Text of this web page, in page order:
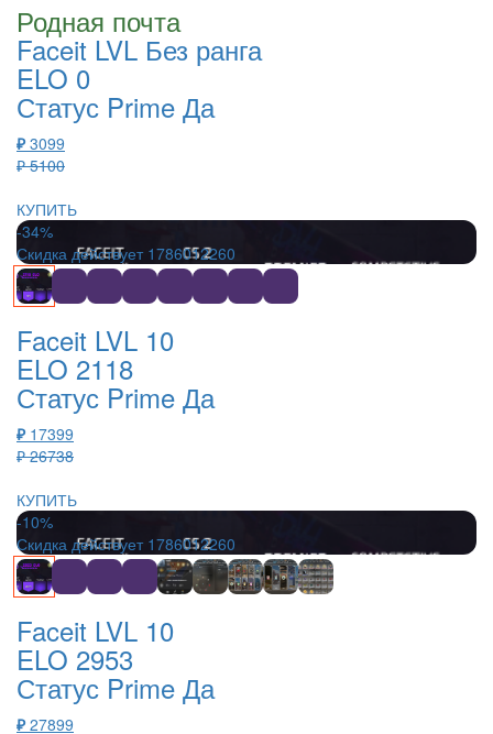
Родная почта
Faceit LVL Без ранга
ELO 0
Статус Prime Да
₽ 3099
₽ 5100
КУПИТЬ
-34%
Скидка действует 1786012260
Faceit LVL 10
ELO 2118
Статус Prime Да
₽ 17399
₽ 26738
КУПИТЬ
-10%
Скидка действует 1786012260
Faceit LVL 10
ELO 2953
Статус Prime Да
₽ 27899